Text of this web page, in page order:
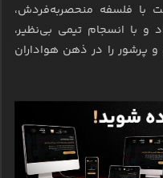
با فلسفه منحصربه‌فردش،
و با انسجام تیمی بی‌نظیر،
پرشور را در ذهن هواداران